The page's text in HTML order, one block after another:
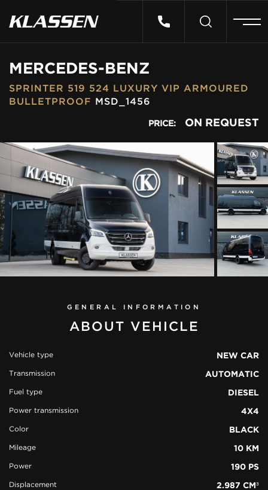
MERCEDES-BENZ
SPRINTER 519 524 LUXURY VIP ARMOURED
BULLETPROOF MSD_1456
PRICE: ON REQUEST
view all
GENERAL INFORMATION
ABOUT VEHICLE
Vehicle type NEW CAR
Transmission AUTOMATIC
Fuel type DIESEL
Power transmission 4X4
Color BLACK
Mileage 10 KM
Power 190 PS
Displacement 2.987 CM³
VEHICLES
ABOUT US
CONTACT